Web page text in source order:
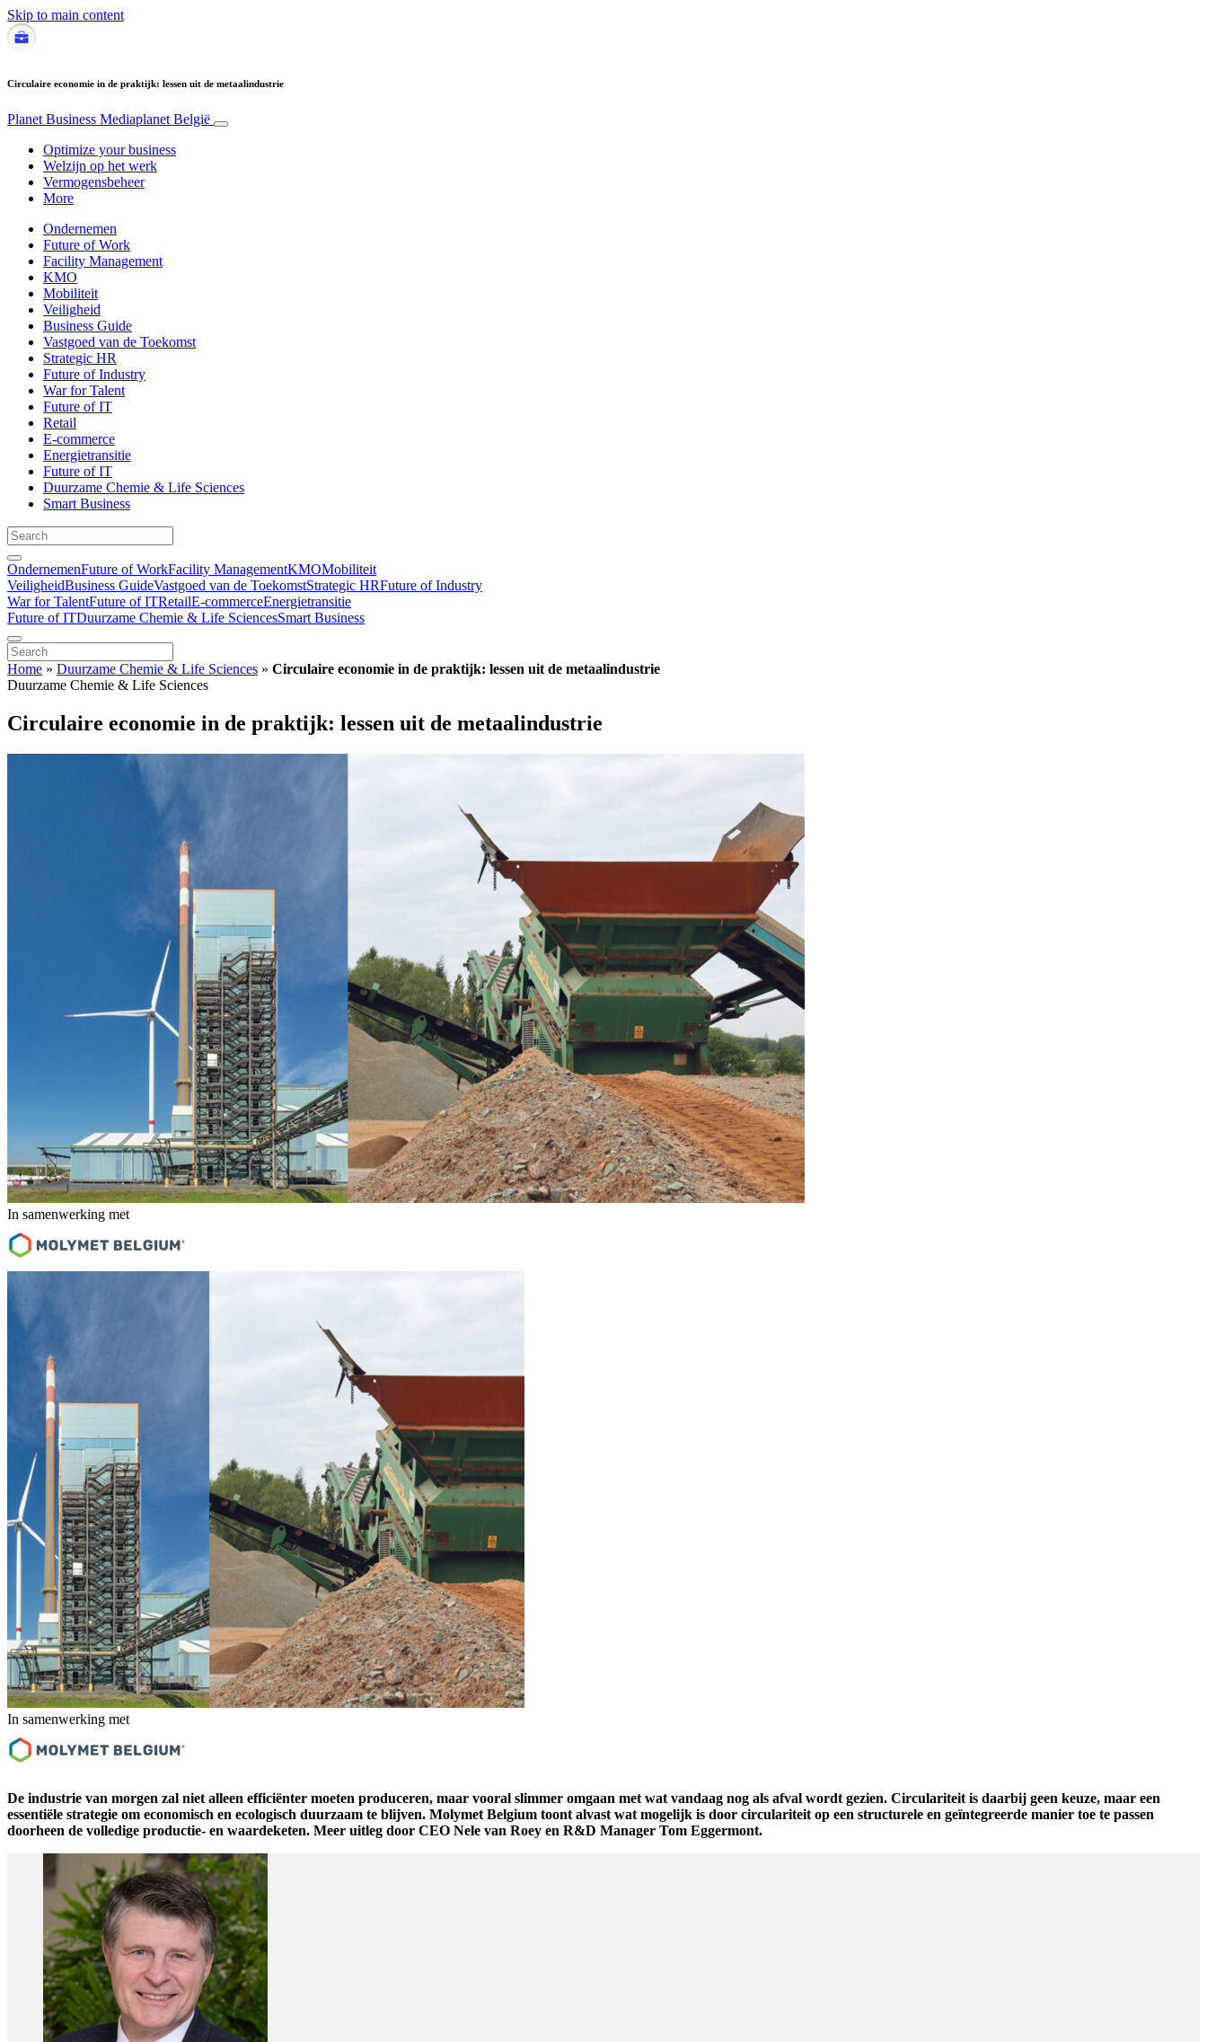
Skip to main content
Circulaire economie in de praktijk: lessen uit de metaalindustrie
Planet Business Mediaplanet België
Optimize your business
Welzijn op het werk
Vermogensbeheer
More
Ondernemen
Future of Work
Facility Management
KMO
Mobiliteit
Veiligheid
Business Guide
Vastgoed van de Toekomst
Strategic HR
Future of Industry
War for Talent
Future of IT
Retail
E-commerce
Energietransitie
Future of IT
Duurzame Chemie & Life Sciences
Smart Business
OndernemenFuture of WorkFacility ManagementKMOMobiliteit
VeiligheidBusiness GuideVastgoed van de ToekomstStrategic HRFuture of Industry
War for TalentFuture of ITRetailE-commerceEnergietransitie
Future of ITDuurzame Chemie & Life SciencesSmart Business
Home » Duurzame Chemie & Life Sciences » Circulaire economie in de praktijk: lessen uit de metaalindustrie
Duurzame Chemie & Life Sciences
Circulaire economie in de praktijk: lessen uit de metaalindustrie
In samenwerking met
In samenwerking met
De industrie van morgen zal niet alleen efficiënter moeten produceren, maar vooral slimmer omgaan met wat vandaag nog als afval wordt gezien. Circulariteit is daarbij geen keuze, maar een
essentiële strategie om economisch en ecologisch duurzaam te blijven. Molymet Belgium toont alvast wat mogelijk is door circulariteit op een structurele en geïntegreerde manier toe te passen
doorheen de volledige productie- en waardeketen. Meer uitleg door CEO Nele van Roey en R&D Manager Tom Eggermont.